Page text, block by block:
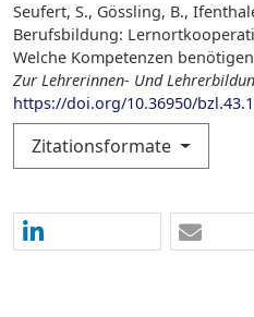
Seufert, S., Gössling, B.,
Berufsbildung:
Welche Kompetenzen
Zur Lehrerinnen- Und
https://doi.org/10.36950/
Zitationsformate